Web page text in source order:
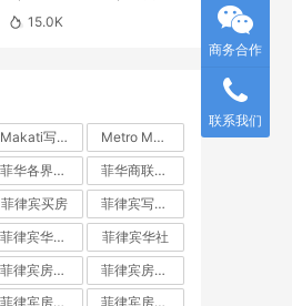
绍之 – Parañaque
15.0K
Makati写字楼
Metro Manila
菲华各界联合会
菲华商联总会
菲律宾买房
菲律宾写字楼
菲律宾华人网
菲律宾华社
菲律宾房产投资
菲律宾房产投资指南
菲律宾房地产 菲律宾房地产开发商
商务合作
联系我们